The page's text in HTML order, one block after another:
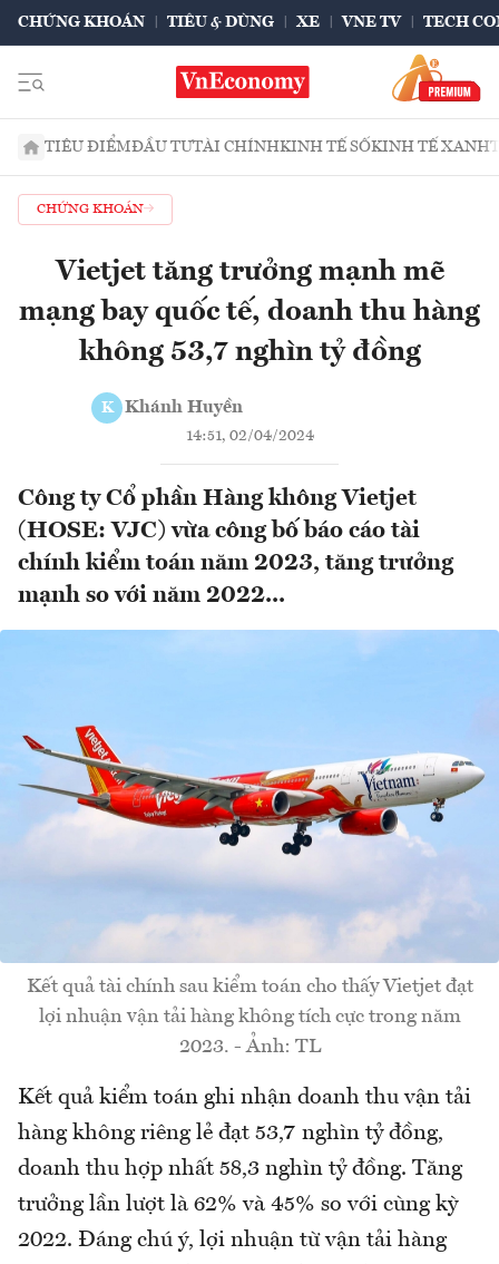
CHỨNG KHOÁN TIÊU & DÙNG XE VNE TV TECH
TIÊU ĐIỂMĐẦU TƯTÀI CHÍNHKINH TẾ SỐKINH TẾ XANH
CHỨNG KHOÁN
Vietjet tăng trưởng mạnh mẽ
mạng bay quốc tế, doanh thu hàng
không 53,7 nghìn tỷ đồng
K Khánh Huyền
14:51, 02/04/2024
Công ty Cổ phần Hàng không Vietjet
(HOSE: VJC) vừa công bố báo cáo tài
chính kiểm toán năm 2023, tăng trưởng
mạnh so với năm 2022...
Kết quả tài chính sau kiểm toán cho thấy Vietjet đạt
lợi nhuận vận tải hàng không tích cực trong năm
2023. - Ảnh: TL
Kết quả kiểm toán ghi nhận doanh thu vận tải
hàng không riêng lẻ đạt 53,7 nghìn tỷ đồng,
doanh thu hợp nhất 58,3 nghìn tỷ đồng. Tăng
trưởng lần lượt là 62% và 45% so với cùng kỳ
2022. Đáng chú ý, lợi nhuận từ vận tải hàng